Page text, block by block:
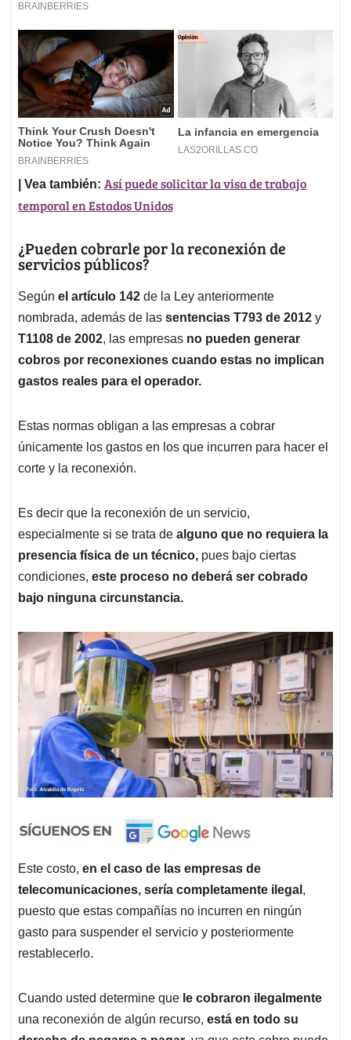
| Vea también: Así puede solicitar la visa de trabajo
temporal en Estados Unidos
¿Pueden cobrarle por la reconexión de
servicios públicos?
Según el artículo 142 de la Ley anteriormente
nombrada, además de las sentencias T793 de 2012 y
T1108 de 2002, las empresas no pueden generar
cobros por reconexiones cuando estas no implican
gastos reales para el operador.
Estas normas obligan a las empresas a cobrar
únicamente los gastos en los que incurren para hacer el
corte y la reconexión.
Es decir que la reconexión de un servicio,
especialmente si se trata de alguno que no requiera la
presencia física de un técnico, pues bajo ciertas
condiciones, este proceso no deberá ser cobrado
bajo ninguna circunstancia.
Este costo, en el caso de las empresas de
telecomunicaciones, sería completamente ilegal ,
puesto que estas compañías no incurren en ningún
gasto para suspender el servicio y posteriormente
restablecerlo.
Cuando usted determine que le cobraron ilegalmente
una reconexión de algún recurso, está en todo su